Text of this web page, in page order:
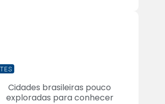
Cidades brasileiras pouco
exploradas para conhecer